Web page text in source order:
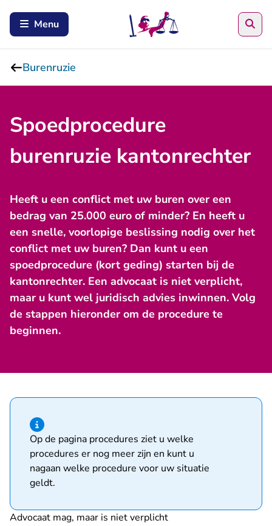
Menu
Burenruzie
Spoedprocedure
burenruzie kantonrechter
Heeft u een conflict met uw buren over een
bedrag van 25.000 euro of minder? En heeft u
een snelle, voorlopige beslissing nodig over het
conflict met uw buren? Dan kunt u een
spoedprocedure (kort geding) starten bij de
kantonrechter. Een advocaat is niet verplicht,
maar u kunt wel juridisch advies inwinnen. Volg
de stappen hieronder om de procedure te
beginnen.
Hint van type informatie
Opde pagina procedures ziet u welke
procedures er nog meer zijn en kunt u
nagaan welke procedure voor uw situatie
geldt.
Advocaat mag, maar is niet verplicht